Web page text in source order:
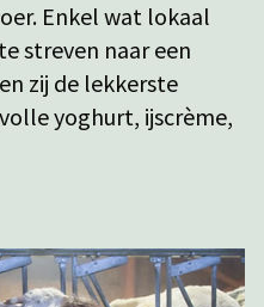
Enkel wat lokaal
streven naar een
zij de lekkerste
yoghurt, ijscrème,